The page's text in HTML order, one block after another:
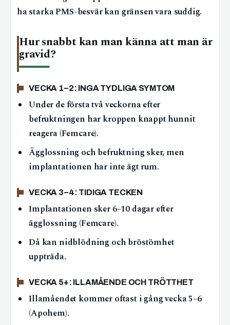
ha starka PMS-besvär kan gränsen vara suddig.
Hur snabbt kan man känna att man är
gravid?
VECKA 1–2: INGA TYDLIGA SYMTOM
Under de första två veckorna efter
befruktningen har kroppen knappt hunnit
reagera (Femcare).
Ägglossning och befruktning sker, men
implantationen har inte ägt rum.
VECKA 3–4: TIDIGA TECKEN
Implantationen sker 6–10 dagar efter
ägglossning (Femcare).
Då kan nidblödning och bröstömhet
uppträda.
VECKA 5+: ILLAMÅENDE OCH TRÖTTHET
Illamåendet kommer oftast i gång vecka 5–6
(Apohem).